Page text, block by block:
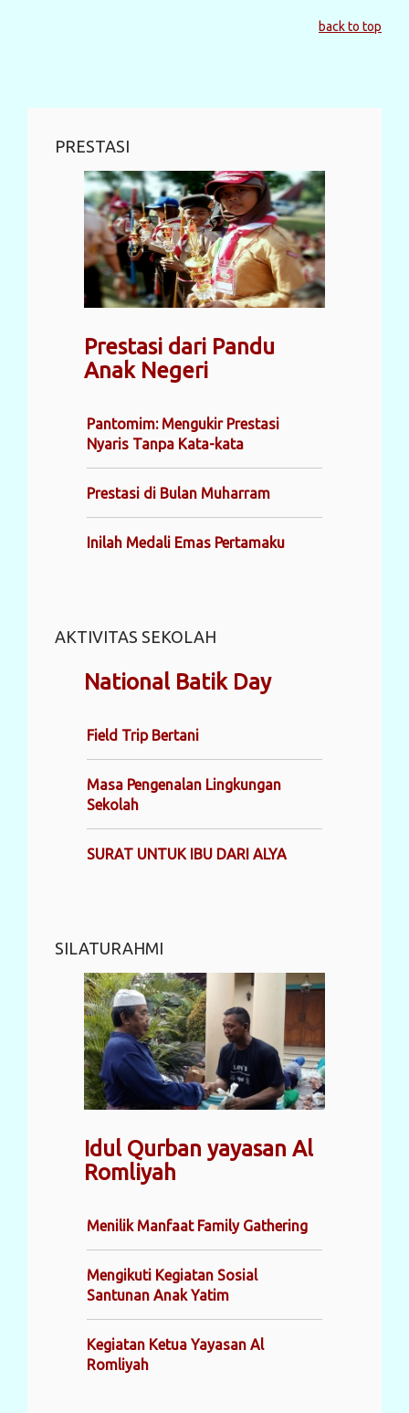
back to top
PRESTASI
Prestasi dari Pandu
Anak Negeri
Pantomim: Mengukir Prestasi
Nyaris Tanpa Kata-kata
Prestasi di Bulan Muharram
Inilah Medali Emas Pertamaku
AKTIVITAS SEKOLAH
National Batik Day
Field Trip Bertani
Masa Pengenalan Lingkungan
Sekolah
SURAT UNTUK IBU DARI ALYA
SILATURAHMI
Idul Qurban yayasan Al
Romliyah
Menilik Manfaat Family Gathering
Mengikuti Kegiatan Sosial
Santunan Anak Yatim
Kegiatan Ketua Yayasan Al
Romliyah